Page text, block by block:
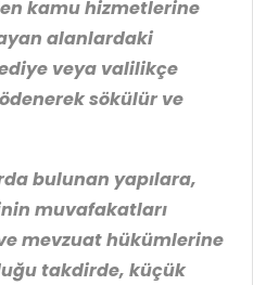
kamu hizmetlerine
alanlardaki
veya valilikçe
sökülür ve
bulunan yapılara,
muvafakatları
mevzuat hükümlerine
takdirde, küçük